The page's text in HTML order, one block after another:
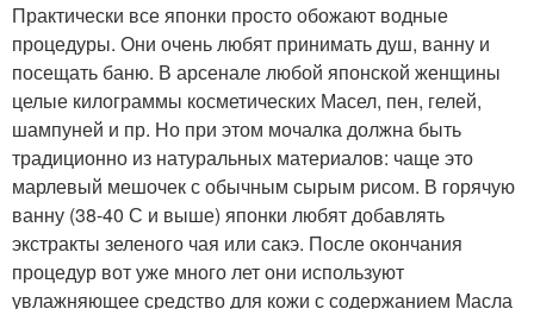
Практически все японки просто обожают водные
процедуры. Они очень любят принимать душ, ванну и
посещать баню. В арсенале любой японской женщины
целые килограммы косметических Масел, пен, гелей,
шампуней и пр. Но при этом мочалка должна быть
традиционно из натуральных материалов: чаще это
марлевый мешочек с обычным сырым рисом. В горячую
ванну (38-40 С и выше) японки любят добавлять
экстракты зеленого чая или сакэ. После окончания
процедур вот уже много лет они используют
увлажняющее средство для кожи с содержанием Масла